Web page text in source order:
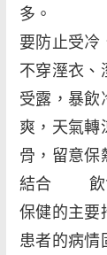
多。 2
要防止受冷
不穿溼衣
受露，暴飲
爽，天氣轉
骨，留意
結合 飲食
保健的主要
患者的病